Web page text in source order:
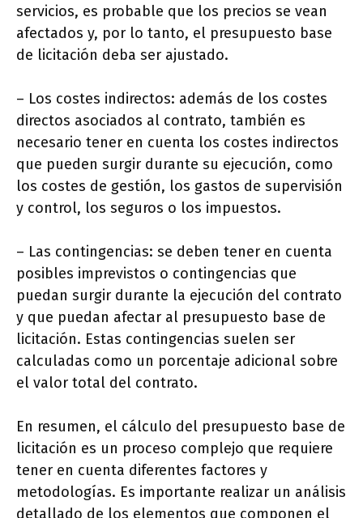
servicios, es probable que los precios se vean
afectados y, por lo tanto, el presupuesto base
de licitación deba ser ajustado.
– Los costes indirectos: además de los costes
directos asociados al contrato, también es
necesario tener en cuenta los costes indirectos
que pueden surgir durante su ejecución, como
los costes de gestión, los gastos de supervisión
y control, los seguros o los impuestos.
– Las contingencias: se deben tener en cuenta
posibles imprevistos o contingencias que
puedan surgir durante la ejecución del contrato
y que puedan afectar al presupuesto base de
licitación. Estas contingencias suelen ser
calculadas como un porcentaje adicional sobre
el valor total del contrato.
En resumen, el cálculo del presupuesto base de
licitación es un proceso complejo que requiere
tener en cuenta diferentes factores y
metodologías. Es importante realizar un análisis
detallado de los elementos que componen el